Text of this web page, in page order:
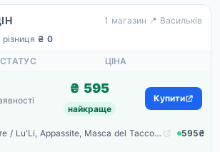
1 магазин· 📍 Васильків
·різниця ₴ 0
СТАТУС ЦІНА
₴ 595
найкраще
Купити
Вино Лу'Лі, Аппассіте / Lu'Li, Appassite, Masca del Tacco, червоне напівсухе 0.75л
595₴